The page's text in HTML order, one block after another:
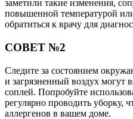
заметили такие изменения,
повышенной температурой
обратиться к врачу для
СОВЕТ №2
Следите за состоянием
и загрязненный воздух могут
соплей. Попробуйте
регулярно проводить уборку,
аллергенов в вашем доме.